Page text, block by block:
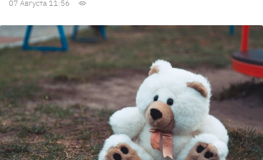
07 Августа 11:56